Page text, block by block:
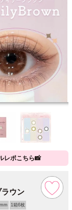
レポこちら📸
ウン
1箱6枚